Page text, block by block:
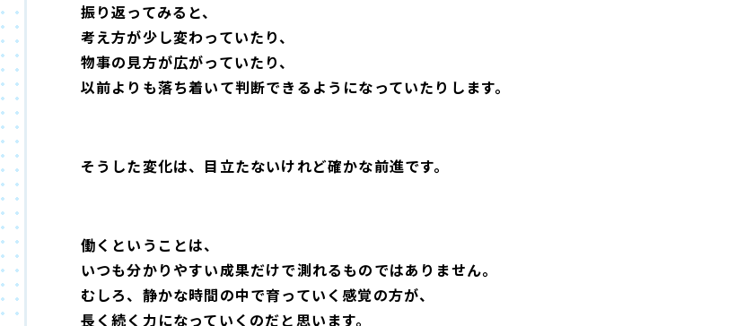
振り返ってみると、
考え方が少し変わっていたり、
物事の見方が広がっていたり、
以前よりも落ち着いて判断できるようになっていたりします。
そうした変化は、目立たないけれど確かな前進です。
働くということは、
いつも分かりやすい成果だけで測れるものではありません。
むしろ、静かな時間の中で育っていく感覚の方が、
長く続く力になっていくのだと思います。